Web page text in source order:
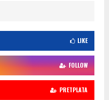
LIKE
FOLLOW
PRETPLATA